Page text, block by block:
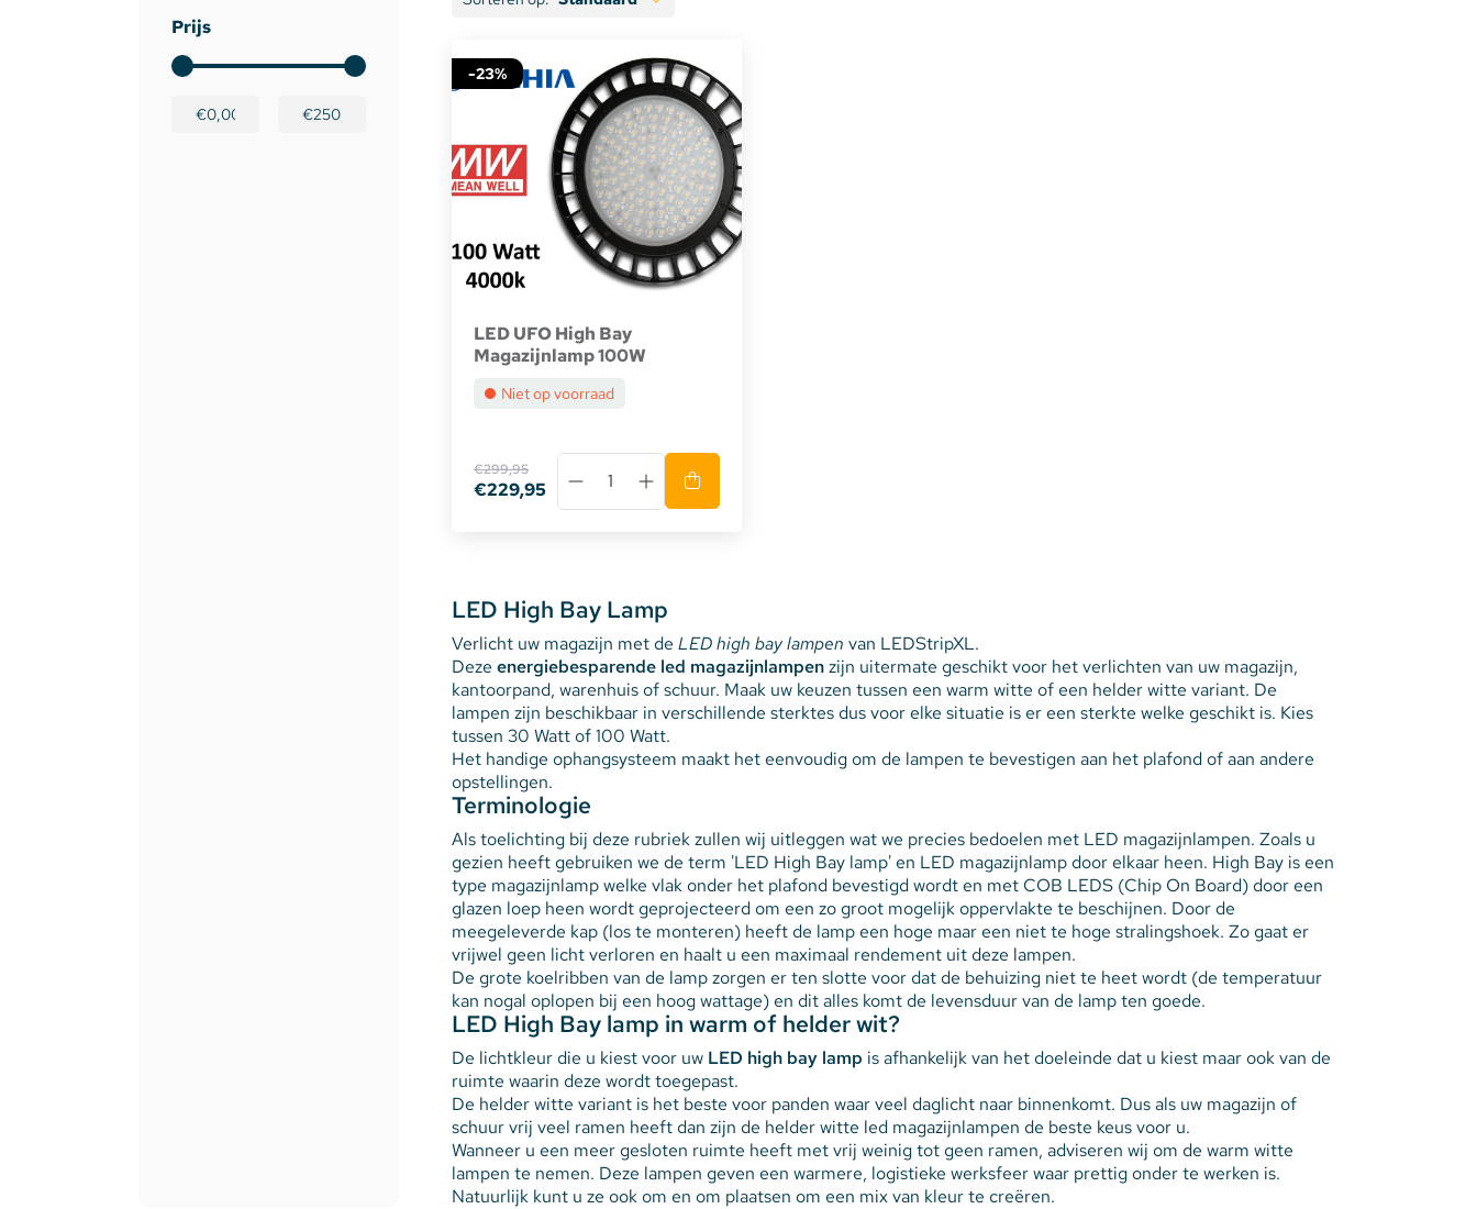
Dimmers en schakelaars
LED strip versterker
Fase aansnijding en fase afsnijding
Accessoires Topmet
Accessoires Lumines
Prijs
-23%
LED UFO High Bay
Magazijnlamp 100W
Niet op voorraad
€299,95
€229,95
LED High Bay Lamp
Verlicht uw magazijn met de LED high bay lampen van LEDStripXL.
Deze energiebesparende led magazijnlampenzijn uitermate geschikt voor het verlichten van uw magazijn,
kantoorpand, warenhuis of schuur. Maak uw keuzen tussen een warm witte of een helder witte variant. De
lampen zijn beschikbaar in verschillende sterktes dus voor elke situatie is er een sterkte welke geschikt is. Kies
tussen 30 Watt of 100 Watt.
Het handige ophangsysteem maakt het eenvoudig om de lampen te bevestigen aan het plafond of aan andere
opstellingen.
Terminologie
Als toelichting bij deze rubriek zullen wij uitleggen wat we precies bedoelen met LED magazijnlampen. Zoals u
gezien heeft gebruiken we de term 'LED High Bay lamp' en LED magazijnlamp door elkaar heen. High Bay is een
type magazijnlamp welke vlak onder het plafond bevestigd wordt en met COB LEDS (Chip On Board) door een
glazen loep heen wordt geprojecteerd om een zo groot mogelijk oppervlakte te beschijnen. Door de
meegeleverde kap (los te monteren) heeft de lamp een hoge maar een niet te hoge stralingshoek. Zo gaat er
vrijwel geen licht verloren en haalt u een maximaal rendement uit deze lampen.
De grote koelribben van de lamp zorgen er ten slotte voor dat de behuizing niet te heet wordt (de temperatuur
kan nogal oplopen bij een hoog wattage) en dit alles komt de levensduur van de lamp ten goede.
LED High Bay lamp in warm of helder wit?
De lichtkleur die u kiest voor uw LED high bay lamp is afhankelijk van het doeleinde dat u kiest maar ook van de
ruimte waarin deze wordt toegepast.
De helder witte variant is het beste voor panden waar veel daglicht naar binnenkomt. Dus als uw magazijn of
schuur vrij veel ramen heeft dan zijn de helder witte led magazijnlampen de beste keus voor u.
Wanneer u een meer gesloten ruimte heeft met vrij weinig tot geen ramen, adviseren wij om de warm witte
lampen te nemen. Deze lampen geven een warmere, logistieke werksfeer waar prettig onder te werken is.
Natuurlijk kunt u ze ook om en om plaatsen om een mix van kleur te creëren.